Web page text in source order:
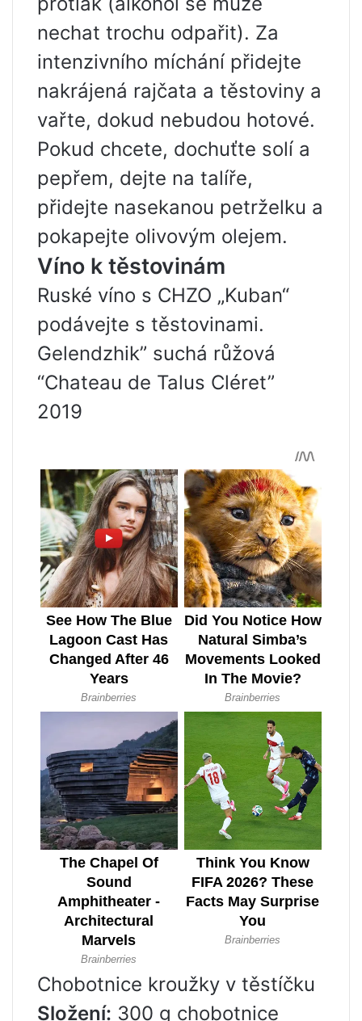
nechat trochu odpařit). Za
intenzivního míchání přidejte
nakrájená rajčata a těstoviny a
vařte, dokud nebudou hotové.
Pokud chcete, dochuťte solí a
pepřem, dejte na talíře,
přidejte nasekanou petrželku a
pokapejte olivovým olejem.
Víno k těstovinám
Ruské víno s CHZO „Kuban“
podávejte s těstovinami.
Gelendzhik” suchá růžová
“Chateau de Talus Cléret”
2019
Chobotnice kroužky v těstíčku
Složení: 300 g chobotnice